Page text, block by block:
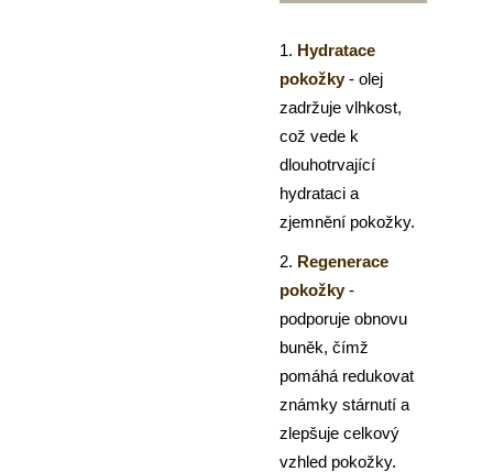
1. Hydratace
pokožky- olej
zadržuje vlhkost,
což vede k
dlouhotrvající
hydrataci a
zjemnění pokožky.
2. Regenerace
pokožky-
podporuje obnovu
buněk, čímž
pomáhá redukovat
známky stárnutí a
zlepšuje celkový
vzhled pokožky.